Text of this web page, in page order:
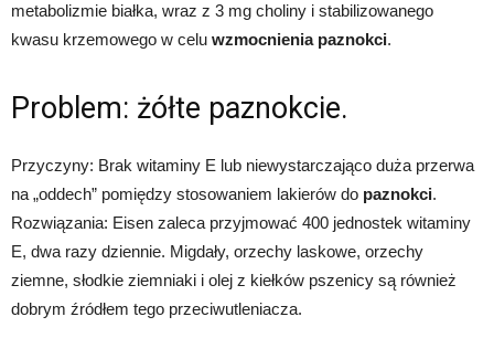
metabolizmie białka, wraz z 3 mg choliny i stabilizowanego
kwasu krzemowego w celu wzmocnienia paznokci.
Problem: żółte paznokcie.
Przyczyny: Brak witaminy E lub niewystarczająco duża przerwa
na „oddech” pomiędzy stosowaniem lakierów do paznokci.
Rozwiązania: Eisen zaleca przyjmować 400 jednostek witaminy
E, dwa razy dziennie. Migdały, orzechy laskowe, orzechy
ziemne, słodkie ziemniaki i olej z kiełków pszenicy są również
dobrym źródłem tego przeciwutleniacza.